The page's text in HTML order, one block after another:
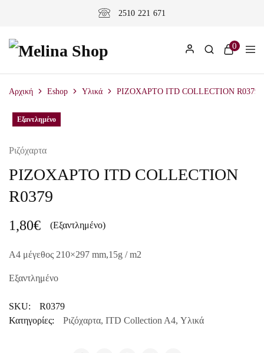
2510 221 671
0
Αρχική Eshop Υλικά ΡΙΖΟΧΑΡΤΟ ITD COLLECTION R0379
Εξαντλημένο
Ριζόχαρτα
ΡΙΖΟΧΑΡΤΟ ITD COLLECTION
R0379
1,80€ (Εξαντλημένο)
A4 μέγεθος 210×297 mm,15g / m2
Εξαντλημένο
SKU:
R0379
Κατηγορίες:
Ριζόχαρτα, ITD Collection A4, Υλικά
Εξαντλημένο